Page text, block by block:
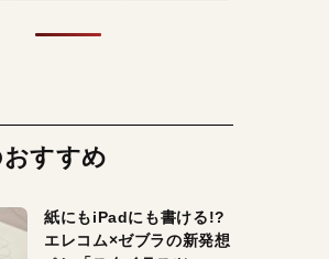
すすめ
紙にもiPadにも書ける!?
エレコム×ゼブラの新発想